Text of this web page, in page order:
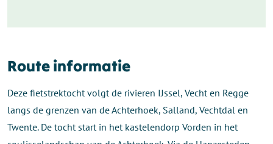
Route informatie
Deze fietstrektocht volgt de rivieren IJssel, Vecht en Regge
langs de grenzen van de Achterhoek, Salland, Vechtdal en
Twente. De tocht start in het kastelendorp Vorden in het